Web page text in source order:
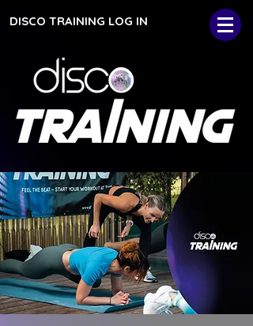
DISCO TRAINING LOG IN